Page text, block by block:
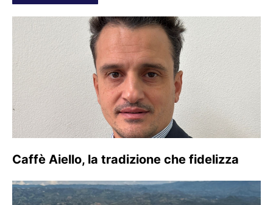
Caffè Aiello, la tradizione che fidelizza